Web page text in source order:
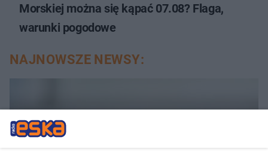
Morskiej można się kąpać 07.08? Flaga,
warunki pogodowe
NAJNOWSZE NEWSY: